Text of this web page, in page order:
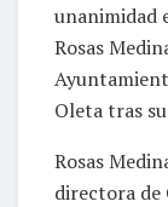
unanimidad
Rosas
Oleta tras
Rosas
directora de